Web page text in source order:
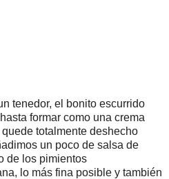
tenedor, el bonito escurrido
formar como una crema
totalmente deshecho
un poco de salsa de
de los pimientos
lo más fina posible y también